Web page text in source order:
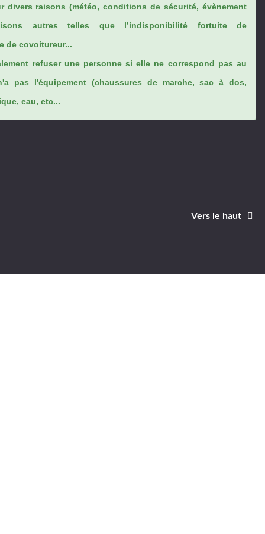
divers raisons (météo, conditions de sécurité, évènement
autres telles que l’indisponibilité fortuite de
de covoitureur...
refuser une personne si elle ne correspond pas au
pas l'équipement (chaussures de marche, sac à dos,
eau, etc...
Vers le haut